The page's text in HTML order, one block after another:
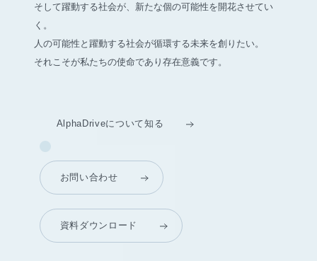
そして躍動する社会が、新たな個の可能性を開花させてい
く。
人の可能性と躍動する社会が循環する未来を創りたい。
それこそが私たちの使命であり存在意義です。
AlphaDriveについて知る
お問い合わせ
資料ダウンロード